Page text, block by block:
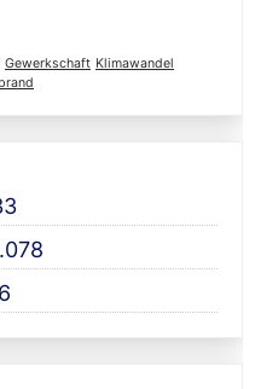
Gewerkschaft Klimawandel